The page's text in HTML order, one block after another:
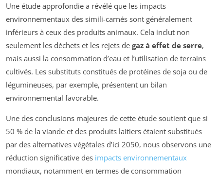
Une étude approfondie a révélé que les impacts
environnementaux des simili-carnés sont généralement
inférieurs à ceux des produits animaux. Cela inclut non
seulement les déchets et les rejets de gaz à effet de serre,
mais aussi la consommation d’eau et l’utilisation de terrains
cultivés. Les substituts constitués de protéines de soja ou de
légumineuses, par exemple, présentent un bilan
environnemental favorable.
Une des conclusions majeures de cette étude soutient que si
50 % de la viande et des produits laitiers étaient substitués
par des alternatives végétales d’ici 2050, nous observons une
réduction significative des impacts environnementaux
mondiaux, notamment en termes de consommation